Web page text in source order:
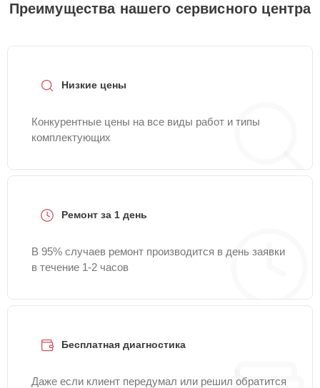
Преимущества нашего сервисного центра
Низкие цены
Конкурентные цены на все виды работ и типы
комплектующих
Ремонт за 1 день
В 95% случаев ремонт производится в день заявки
в течение 1-2 часов
Бесплатная диагностика
Даже если клиент передумал или решил обратится